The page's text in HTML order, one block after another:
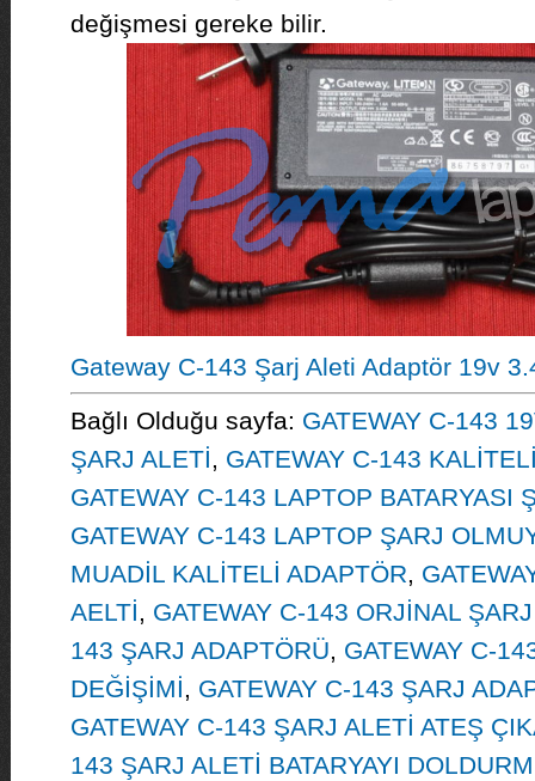
değişmesi gereke bilir.
Gateway C-143 Şarj Aleti Adaptör 19v
Bağlı Olduğu sayfa: GATEWAY C-143
ŞARJ ALETİ, GATEWAY C-143
GATEWAY C-143 LAPTOP BATARYASI
GATEWAY C-143 LAPTOP ŞARJ
MUADİL KALİTELİ ADAPTÖR,
AELTİ, GATEWAY C-143 ORJİNAL
143 ŞARJ ADAPTÖRÜ, GATEWAY C-
DEĞİŞİMİ, GATEWAY C-143 ŞARJ
GATEWAY C-143 ŞARJ ALETİ ATEŞ
143 ŞARJ ALETİ BATARYAYI